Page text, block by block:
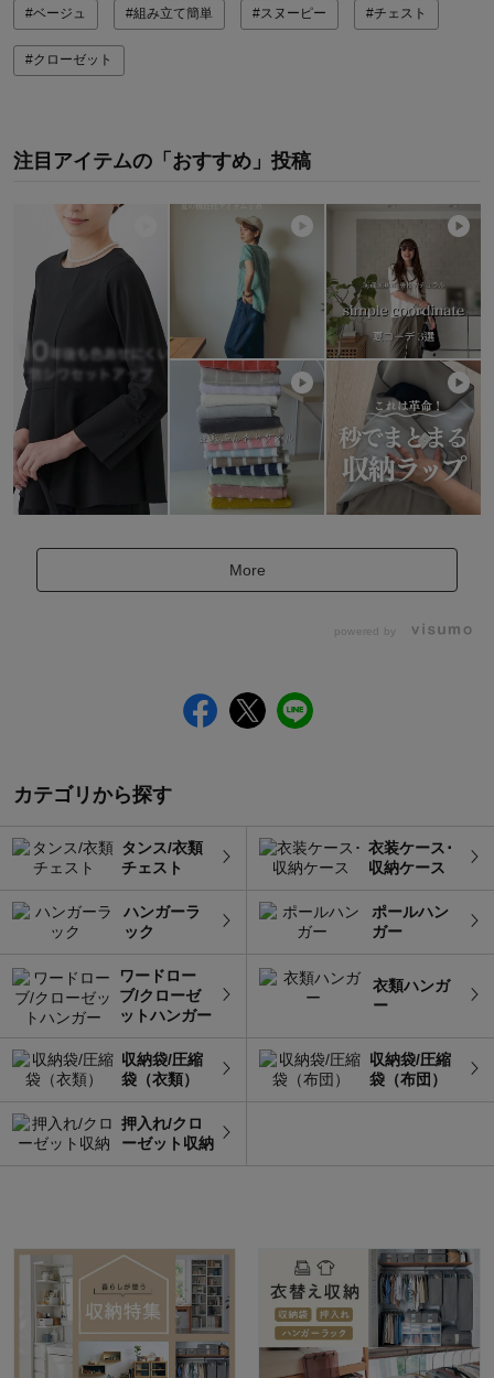
#ベージュ #組み立て簡単 #スヌーピー #チェスト
#クローゼット
注目アイテムの「おすすめ」投稿
More
powered by
カテゴリから探す
タンス/衣類
チェスト
衣装ケース･
収納ケース
ハンガーラ
ック
ポールハン
ガー
ワードロー
ブ/クローゼ
ットハンガー
衣類ハンガ
ー
収納袋/圧縮
袋（衣類）
収納袋/圧縮
袋（布団）
押入れ/クロ
ーゼット収納